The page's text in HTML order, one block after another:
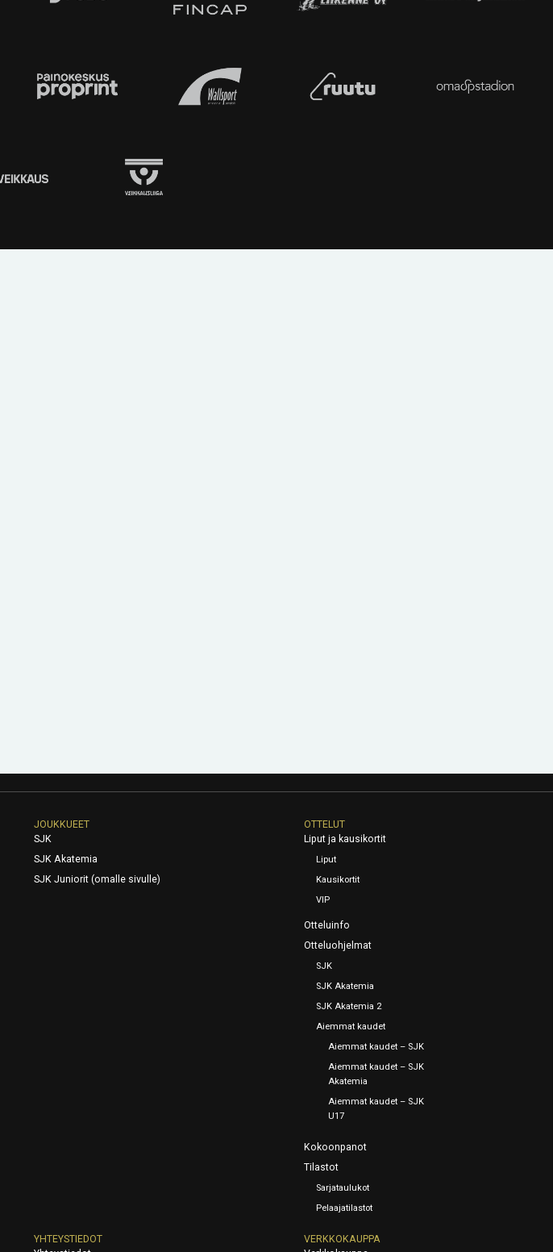
JOUKKUEET
SJK
SJK Akatemia
SJK Juniorit (omalle sivulle)
OTTELUT
Liput ja kausikortit
Liput
Kausikortit
VIP
Otteluinfo
Otteluohjelmat
SJK
SJK Akatemia
SJK Akatemia 2
Aiemmat kaudet
Aiemmat kaudet – SJK
Aiemmat kaudet – SJK
Akatemia
Aiemmat kaudet – SJK
U17
Kokoonpanot
Tilastot
Sarjataulukot
Pelaajatilastot
YHTEYSTIEDOT
VERKKOKAUPPA